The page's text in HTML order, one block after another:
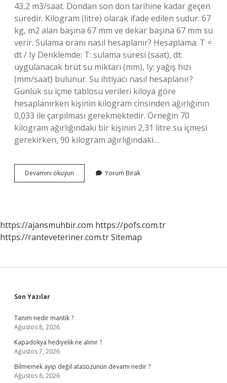
43,2 m3/saat. Dondan son don tarihine kadar geçen
süredir. Kilogram (litre) olarak ifade edilen sudur. 67
kg, m2 alan başına 67 mm ve dekar başına 67 mm su
verir. Sulama oranı nasıl hesaplanır? Hesaplama: T =
dt / Iy Denklemde: T: sulama süresi (saat), dt:
uygulanacak brüt su miktarı (mm), Iy: yağış hızı
(mm/saat) bulunur. Su ihtiyacı nasıl hesaplanır?
Günlük su içme tablosu verileri kiloya göre
hesaplanırken kişinin kilogram cinsinden ağırlığının
0,033 ile çarpılması gerekmektedir. Örneğin 70
kilogram ağırlığındaki bir kişinin 2,31 litre su içmesi
gerekirken, 90 kilogram ağırlığındaki…
Devamını okuyun
Suyu
Yorum Bırak
https://ajansmuhbir.com https://pofs.com.tr
https://ranteveteriner.com.trSitemap
Sidebar
Son Yazılar
Tanım nedir mantık ?
Ağustos 8, 2026
Kapadokya hediyelik ne alınır ?
Ağustos 7, 2026
Bilmemek ayıp değil atasözünün devamı nedir ?
Ağustos 6, 2026